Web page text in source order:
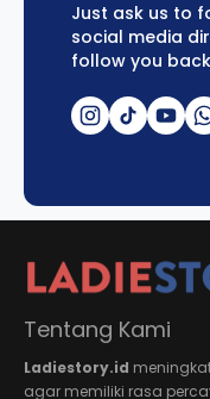
Just ask us to
social media
follow you back
Tentang Kami
Ladiestory.id
agar memiliki rasa